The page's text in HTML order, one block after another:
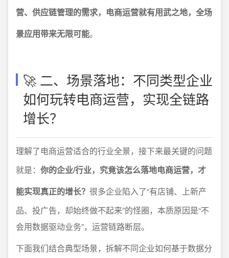
营、供应链管理的需求，电商运营就有用武之地，全场
景应用带来无限可能。
🚀 二、场景落地：不同类型企业
如何玩转电商运营，实现全链路
增长？
理解了电商运营适合的行业全景，接下来最关键的问题
就是： 你的企业/行业，究竟该怎么落地电商运营，才
能实现真正的增长？ 很多企业陷入了“有店铺、上新产
品、投广告，却始终做不起来”的怪圈，本质原因是“不
会用数据驱动业务”，运营链路断层。
下面我们结合典型场景，拆解不同企业如何基于数据分